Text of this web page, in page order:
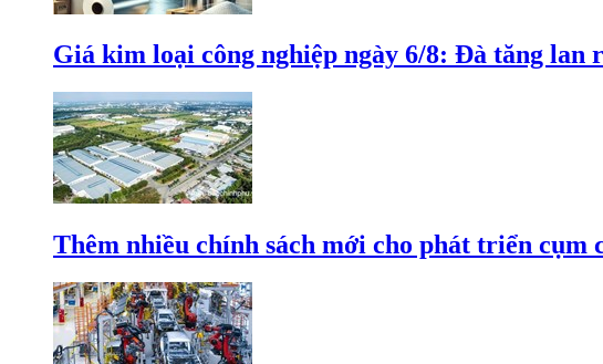
Giá kim loại công nghiệp ngày 6/8: Đà tăng lan
Thêm nhiều chính sách mới cho phát triển cụm